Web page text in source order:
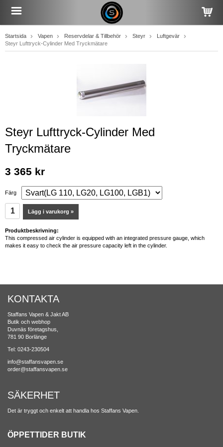
Startsida Vapen Reservdelar & Tillbehör Steyr
Luftgevär
Steyr Lufttryck-Cylinder Med Tryckmätare
Steyr Lufttryck-Cylinder Med
Tryckmätare
3 365 kr
Färg
Lägg i varukorg »
Produktbeskrivning:
This compressed air cylinder is equipped with an integrated pressure gauge, which
makes it easy to check the air pressure capacity left in the cylinder.
KONTAKTA
Staffans Vapen & Jakt AB
Butik och webhop
Duvnäs företagshus,
781 90 Borlänge
Tel: 0243-230504
info@staffansvapen.se
order@staffansvapen.se
SÄKERHET
Det är tryggt och enkelt att handla hos Staffans Vapen.
ÖPPETTIDER BUTIK